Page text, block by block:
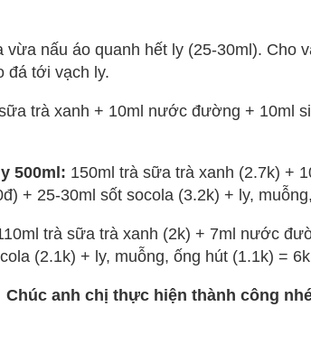
vừa nấu áo quanh hết ly (25-30ml). Cho
đá tới vạch ly.
trà xanh + 10ml nước đường + 10ml
500ml: 150ml trà sữa trà xanh (2.7k) +
+ 25-30ml sốt socola (3.2k) + ly,
trà sữa trà xanh (2k) + 7ml nước
(2.1k) + ly, muỗng, ống hút (1.1k) = 6k
Chúc anh chị thực hiện thành công